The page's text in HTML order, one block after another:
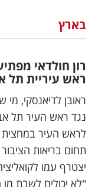
וצרכנות
דיגיטל
וטק
שיווק
ופרסום
משפט
בארץ
רון חולדאי
ראש עיריית תל
ראובן לדיאנסקי,
נגד ראש העיר תל
לראש העיר
תחום בריאות
יצטרף עמו
"לא יכולים לשבת